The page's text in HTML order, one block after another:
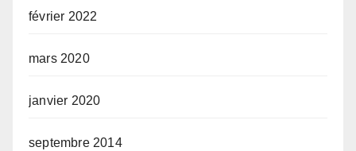
février 2022
mars 2020
janvier 2020
septembre 2014